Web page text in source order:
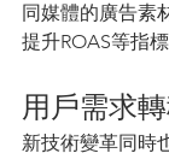
同媒體的廣告素
提升ROAS等指
用戶需求
新技術變革同時